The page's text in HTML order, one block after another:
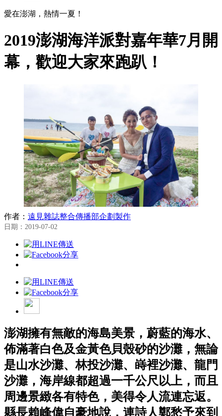
愛在澎湖，熱情一夏！
2019澎湖海洋派對嘉年華7月開
幕，歡迎大家來跑趴！
作者： 遠見雜誌整合傳播部企劃製作
日期：2019-07-02
澎湖擁有無敵的海島美景，蔚藍的海水、
佈滿著白色及金黃色貝殼砂的沙灘，無論
是山水沙灘、林投沙灘、嵵裡沙灘、龍門
沙灘，海岸線都超過一千公尺以上，而且
周邊景緻各有特色，美得令人流連忘返。
縣長賴峰偉自豪地說，連詩人鄭愁予來到